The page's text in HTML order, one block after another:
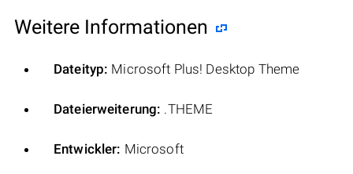
Weitere Informationen
Dateityp: Microsoft Plus! Desktop Theme
Dateierweiterung: .THEME
Entwickler: Microsoft